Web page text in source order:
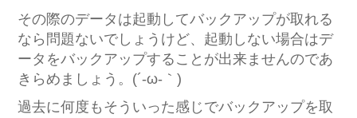
その際のデータは起動してバックアップが取れる
なら問題ないでしょうけど、起動しない場合はデ
ータをバックアップすることが出来ませんのであ
きらめましょう。(´-ω-｀)
過去に何度もそういった感じでバックアップを取